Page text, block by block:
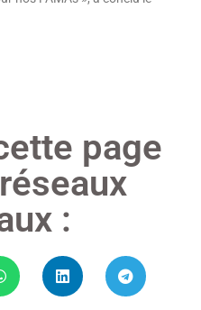
page
: